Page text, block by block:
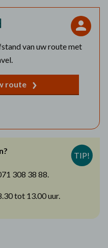
van uw route met
route
TIP!
308 38 88.
tot 13.00 uur.